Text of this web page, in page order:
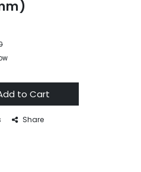
to Cart
Share